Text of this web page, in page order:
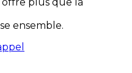
ensemble.